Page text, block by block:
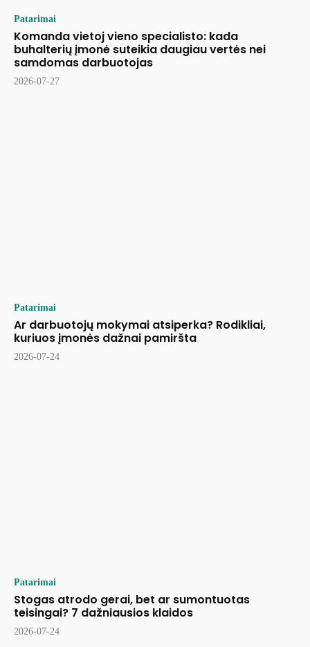
Patarimai
Komanda vietoj vieno specialisto: kada
buhalterių įmonė suteikia daugiau vertės nei
samdomas darbuotojas
2026-07-27
Patarimai
Ar darbuotojų mokymai atsiperka? Rodikliai,
kuriuos įmonės dažnai pamiršta
2026-07-24
Patarimai
Stogas atrodo gerai, bet ar sumontuotas
teisingai? 7 dažniausios klaidos
2026-07-24